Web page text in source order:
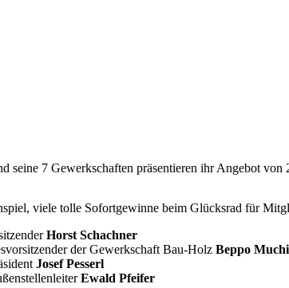
seine 7 Gewerkschaften präsentieren ihr Angebot
viele tolle Sofortgewinne beim Glücksrad für
Horst Schachner
der Gewerkschaft Bau-Holz Beppo
Josef Pesserl
Ewald Pfeifer